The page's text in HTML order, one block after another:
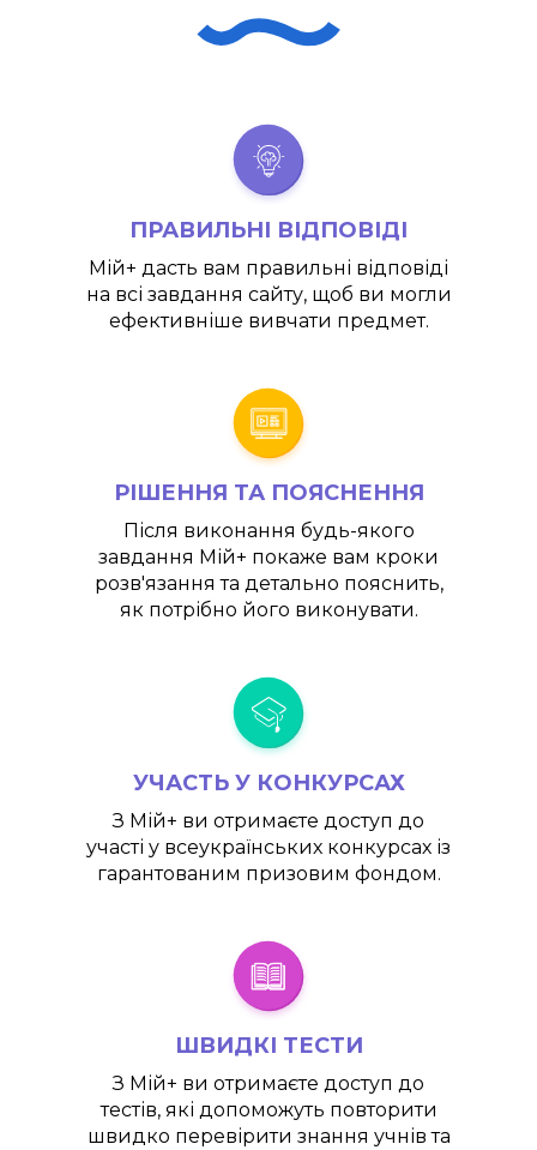
ПРАВИЛЬНІ ВІДПОВІДІ
Мій+ дасть вам правильні відповіді
на всі завдання сайту, щоб ви могли
ефективніше вивчати предмет.
РІШЕННЯ ТА ПОЯСНЕННЯ
Після виконання будь-якого
завдання Мій+ покаже вам кроки
розв'язання та детально пояснить,
як потрібно його виконувати.
УЧАСТЬ У КОНКУРСАХ
З Мій+ ви отримаєте доступ до
участі у всеукраїнських конкурсах із
гарантованим призовим фондом.
ШВИДКІ ТЕСТИ
З Мій+ ви отримаєте доступ до
тестів, які допоможуть повторити
швидко перевірити знання учнів та